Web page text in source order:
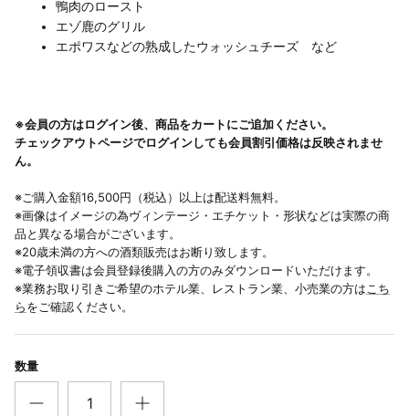
鴨肉のロースト
エゾ鹿のグリル
エポワスなどの熟成したウォッシュチーズ など
※会員の方はログイン後、商品をカートにご追加ください。
チェックアウトページでログインしても会員割引価格は反映されませ
ん。
※ご購入金額16,500円（税込）以上は配送料無料。
※画像はイメージの為ヴィンテージ・エチケット・形状などは実際の商
品と異なる場合がございます。
※20歳未満の方への酒類販売はお断り致します。
※電子領収書は会員登録後購入の方のみダウンロードいただけます。
※業務お取り引きご希望のホテル業、レストラン業、小売業の方は こち
らをご確認ください。
数量